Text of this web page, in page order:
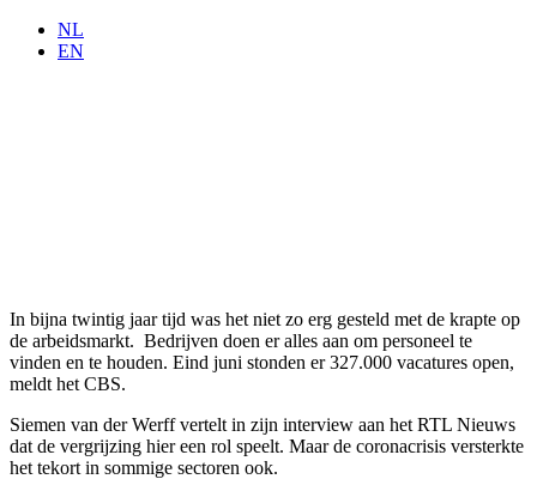
NL
EN
In bijna twintig jaar tijd was het niet zo erg gesteld met de krapte op
de arbeidsmarkt. Bedrijven doen er alles aan om personeel te
vinden en te houden. Eind juni stonden er 327.000 vacatures open,
meldt het CBS.
Siemen van der Werff vertelt in zijn interview aan het RTL Nieuws
dat de vergrijzing hier een rol speelt. Maar de coronacrisis versterkte
het tekort in sommige sectoren ook.